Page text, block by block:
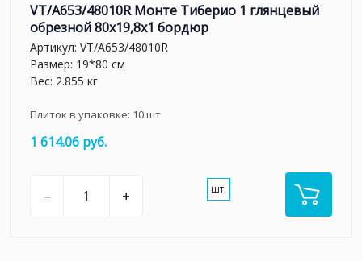
VT/A653/48010R Монте Тиберио 1 глянцевый
обрезной 80x19,8x1 бордюр
Артикул: VT/A653/48010R
Размер: 19*80 см
Вес: 2.855 кг
Плиток в упаковке: 10шт
1 614.06 руб.
– + шт.